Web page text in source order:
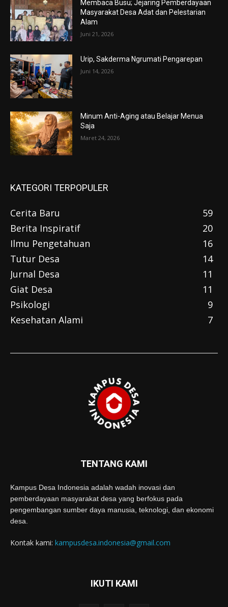
Membaca Busu; Jejaring Pemberdayaan
Masyarakat Desa Adat dan Pelestarian
Alam
Juni 21, 2026
Urip, Sakderma Ngrumati Pengarepan
Juni 14, 2026
Minum Anti-Aging atau Belajar Menua
Saja
Maret 24, 2026
KATEGORI TERPOPULER
Cerita Baru
59
Berita Inspiratif
20
Ilmu Pengetahuan
16
Tutur Desa
14
Jurnal Desa
11
Giat Desa
11
Psikologi
9
Kesehatan Alami
7
TENTANG KAMI
Kampus Desa Indonesia adalah wadah inovasi dan
pemberdayaan masyarakat desa yang berfokus pada
pengembangan sumber daya manusia, teknologi, dan ekonomi
desa.
Kontak kami: kampusdesa.indonesia@gmail.com
IKUTI KAMI